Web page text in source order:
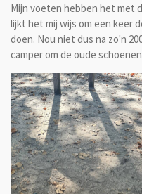
Mijn voeten hebben het met
lijkt het mij wijs om een keer
doen. Nou niet dus na zo'n
camper om de oude